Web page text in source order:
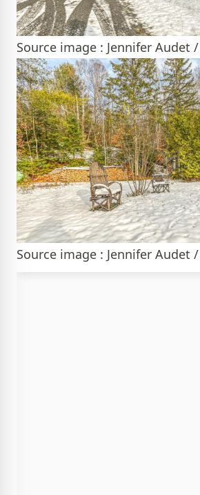
Source image : Jennifer Audet
Source image : Jennifer Audet